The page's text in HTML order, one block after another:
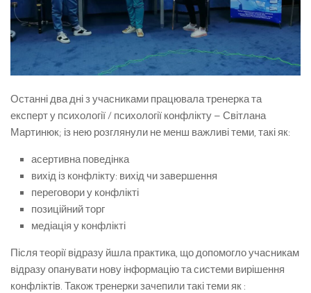
Останні два дні з учасниками працювала тренерка та
експерт у психології / психології конфлікту – Світлана
Мартинюк; із нею розглянули не менш важливі теми, такі як:
асертивна поведінка
вихід із конфлікту: вихід чи завершення
переговори у конфлікті
позиційний торг
медіація у конфлікті
Після теорії відразу йшла практика, що допомогло учасникам
відразу опанувати нову інформацію та системи вирішення
конфліктів. Також тренерки зачепили такі теми як :